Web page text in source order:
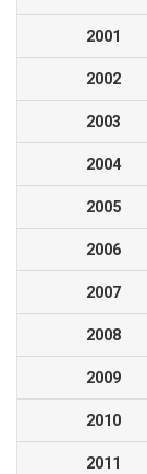
2001
2002
2003
2004
2005
2006
2007
2008
2009
2010
2011